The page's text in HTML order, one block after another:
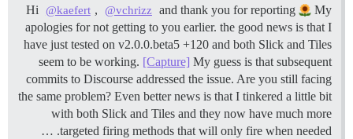
Hi @kaefert , @vchrizz and thank you for reporting
My
apologies for not getting to you earlier. the good news is that I
have just tested on v2.0.0.beta5 +120 and both Slick and Tiles
seem to be working. [Capture] My guess is that subsequent
commits to Discourse addressed the issue. Are you still facing
the same problem? Even better news is that I tinkered a little bit
with both Slick and Tiles and they now have much more
targeted firing methods that will only fire when needed. …